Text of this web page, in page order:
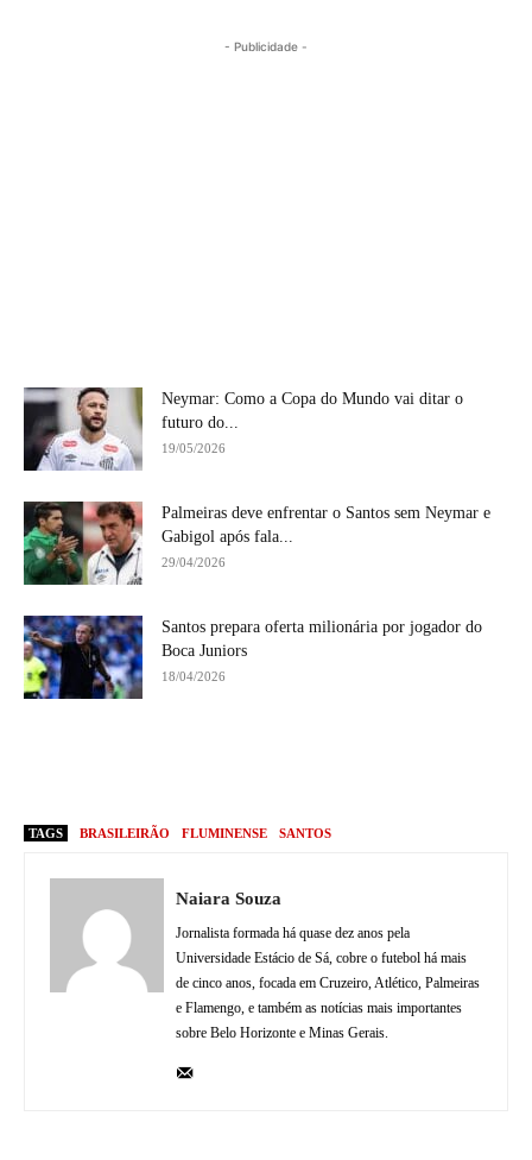
- Publicidade -
Neymar: Como a Copa do Mundo vai ditar o
futuro do...
19/05/2026
Palmeiras deve enfrentar o Santos sem Neymar e
Gabigol após fala...
29/04/2026
Santos prepara oferta milionária por jogador do
Boca Juniors
18/04/2026
TAGS BRASILEIRÃO FLUMINENSE SANTOS
Naiara Souza
Jornalista formada há quase dez anos pela
Universidade Estácio de Sá, cobre o futebol há mais
de cinco anos, focada em Cruzeiro, Atlético, Palmeiras
e Flamengo, e também as notícias mais importantes
sobre Belo Horizonte e Minas Gerais.